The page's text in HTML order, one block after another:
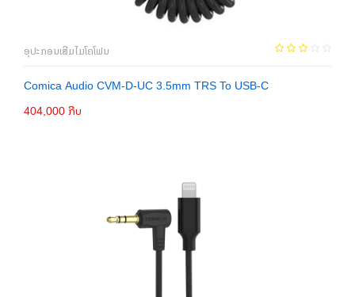
ອຸປະກອນເສີມໄມໂຄໂຟນ
Comica Audio CVM-D-UC 3.5mm TRS To USB-C
404,000 ກີບ
ເພີ່ມເຂົ້າກະຕ່າ